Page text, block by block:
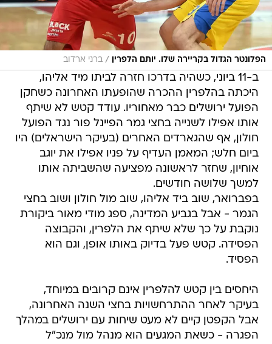
הפלונטר הגדול בקריירה שלו. יותם הלפרין / ברני ארדוב
ב-11 ביוני, כשהיה בדרכו חזרה לביתו מיד אליהו,
היכתה בהלפרין ההכרה שהופעתו האחרונה כשחקן
הפועל ירושלים כבר מאחוריו. עודד קטש לא שיתף
אותו אפילו לשנייה בחצי גמר הפיינל פור נגד הפועל
חולון, אף שהגארדים האחרים (בעיקר הישראלים) היו
ביום חלש; המאמן העדיף על פניו אפילו את יוגב
אוחיון, שחזר לראשונה מפציעה שהשביתה אותו
למשך שלושה חודשים.
בפברואר, שוב ביד אליהו, שוב מול חולון ושוב בחצי
הגמר - אבל בגביע המדינה, ספג מודי מאור ביקורת
נוקבת על כך שלא שיתף את הלפרין, והקבוצה
הפסידה. קטש פעל בדיוק באותו אופן, וגם הוא
הפסיד.
היחסים בין קטש להלפרין אינם קרובים במיוחד,
בעיקר לאחר ההתרחשויות בחצי השנה האחרונה,
אבל הקפטן קיים לא מעט שיחות עם ירושלים במהלך
הפגרה - כשאת המגעים הוא מנהל מול מנכ"ל